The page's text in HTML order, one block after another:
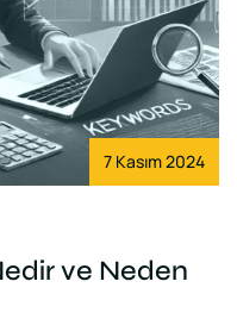
7 Kasım 2024
ve Neden